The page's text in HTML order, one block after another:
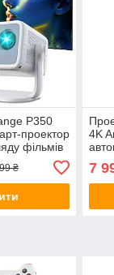
P350
проектор
фільмів
з Wifi та
₴
4K
7